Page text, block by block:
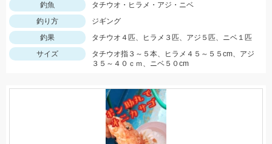
釣魚
タチウオ・ヒラメ・アジ・ニベ
釣り方
ジギング
釣果
タチウオ４匹、ヒラメ３匹、アジ５匹、ニベ１匹
サイズ
タチウオ指３～５本、ヒラメ４５～５５cm、アジ
３５～４０ｃｍ、ニベ５０cm